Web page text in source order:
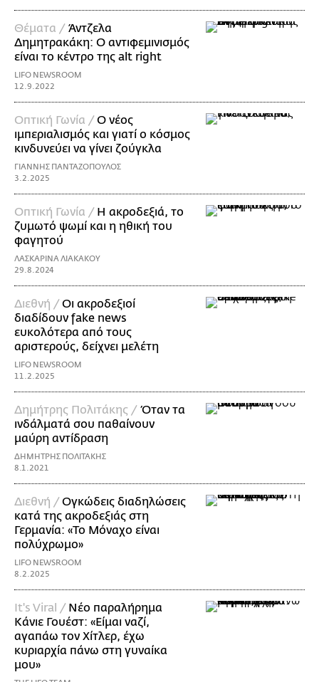
Θέματα / Άντζελα
Δημητρακάκη: Ο αντιφεμινισμός
είναι το κέντρο της alt right
LIFO NEWSROOM
12.9.2022
Οπτική Γωνία /O νέος
ιμπεριαλισμός και γιατί ο κόσμος
κινδυνεύει να γίνει ζούγκλα
ΓΙΑΝΝΗΣ ΠΑΝΤΑΖΟΠΟΥΛΟΣ
3.2.2025
Οπτική Γωνία / Η ακροδεξιά, το
ζυμωτό ψωμί και η ηθική του
φαγητού
ΛΑΣΚΑΡΙΝΑ ΛΙΑΚΑΚΟΥ
29.8.2024
Διεθνή /Οι ακροδεξιοί
διαδίδουν fake news
ευκολότερα από τους
αριστερούς, δείχνει μελέτη
LIFO NEWSROOM
11.2.2025
Δημήτρης Πολιτάκης /Όταν τα
ινδάλματά σου παθαίνουν
μαύρη αντίδραση
ΔΗΜΗΤΡΗΣ ΠΟΛΙΤΑΚΗΣ
8.1.2021
Διεθνή /Ογκώδεις διαδηλώσεις
κατά της ακροδεξιάς στη
Γερμανία: «Το Μόναχο είναι
πολύχρωμο»
LIFO NEWSROOM
8.2.2025
It's Viral / Νέο παραλήρημα
Κάνιε Γουέστ: «Είμαι ναζί,
αγαπάω τον Χίτλερ, έχω
κυριαρχία πάνω στη γυναίκα
μου»